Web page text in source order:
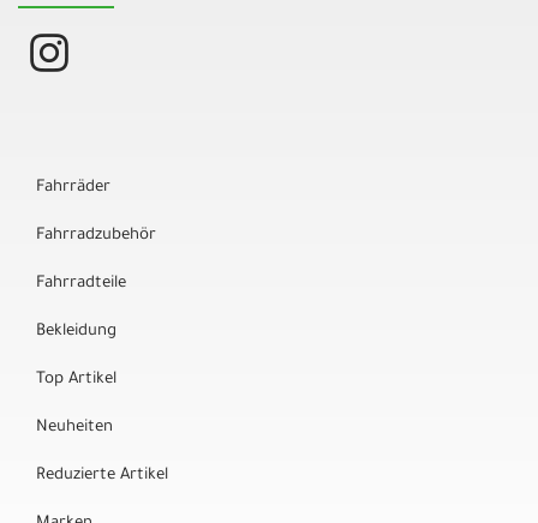
Fahrräder
Fahrradzubehör
Fahrradteile
Bekleidung
Top Artikel
Neuheiten
Reduzierte Artikel